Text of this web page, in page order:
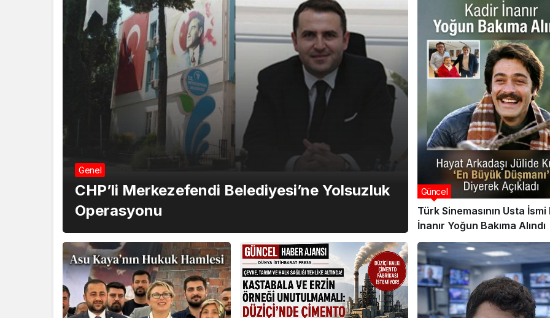
Genel
CHP’li Merkezefendi Belediyesi’ne Yolsuzluk
Operasyonu
Güncel
Türk Sinemasının Usta
İnanır Yoğun Bakıma Alındı